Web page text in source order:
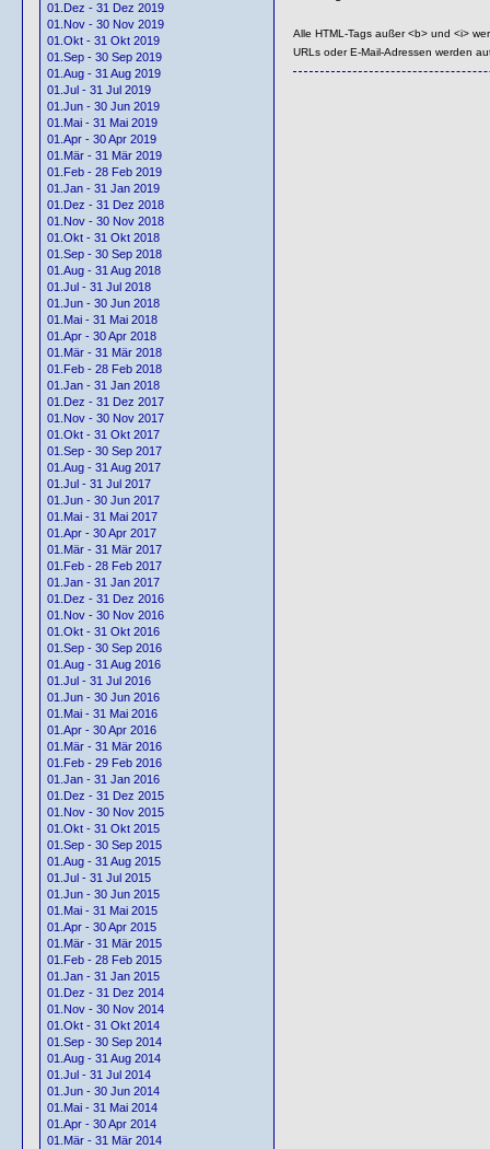
01.Dez - 31 Dez 2019
01.Nov - 30 Nov 2019
01.Okt - 31 Okt 2019
01.Sep - 30 Sep 2019
01.Aug - 31 Aug 2019
01.Jul - 31 Jul 2019
01.Jun - 30 Jun 2019
01.Mai - 31 Mai 2019
01.Apr - 30 Apr 2019
01.Mär - 31 Mär 2019
01.Feb - 28 Feb 2019
01.Jan - 31 Jan 2019
01.Dez - 31 Dez 2018
01.Nov - 30 Nov 2018
01.Okt - 31 Okt 2018
01.Sep - 30 Sep 2018
01.Aug - 31 Aug 2018
01.Jul - 31 Jul 2018
01.Jun - 30 Jun 2018
01.Mai - 31 Mai 2018
01.Apr - 30 Apr 2018
01.Mär - 31 Mär 2018
01.Feb - 28 Feb 2018
01.Jan - 31 Jan 2018
01.Dez - 31 Dez 2017
01.Nov - 30 Nov 2017
01.Okt - 31 Okt 2017
01.Sep - 30 Sep 2017
01.Aug - 31 Aug 2017
01.Jul - 31 Jul 2017
01.Jun - 30 Jun 2017
01.Mai - 31 Mai 2017
01.Apr - 30 Apr 2017
01.Mär - 31 Mär 2017
01.Feb - 28 Feb 2017
01.Jan - 31 Jan 2017
01.Dez - 31 Dez 2016
01.Nov - 30 Nov 2016
01.Okt - 31 Okt 2016
01.Sep - 30 Sep 2016
01.Aug - 31 Aug 2016
01.Jul - 31 Jul 2016
01.Jun - 30 Jun 2016
01.Mai - 31 Mai 2016
01.Apr - 30 Apr 2016
01.Mär - 31 Mär 2016
01.Feb - 29 Feb 2016
01.Jan - 31 Jan 2016
01.Dez - 31 Dez 2015
01.Nov - 30 Nov 2015
01.Okt - 31 Okt 2015
01.Sep - 30 Sep 2015
01.Aug - 31 Aug 2015
01.Jul - 31 Jul 2015
01.Jun - 30 Jun 2015
01.Mai - 31 Mai 2015
01.Apr - 30 Apr 2015
01.Mär - 31 Mär 2015
01.Feb - 28 Feb 2015
01.Jan - 31 Jan 2015
01.Dez - 31 Dez 2014
01.Nov - 30 Nov 2014
01.Okt - 31 Okt 2014
01.Sep - 30 Sep 2014
01.Aug - 31 Aug 2014
01.Jul - 31 Jul 2014
01.Jun - 30 Jun 2014
01.Mai - 31 Mai 2014
01.Apr - 30 Apr 2014
01.Mär - 31 Mär 2014
Alle HTML-Tags außer <b> und <i>
URLs oder E-Mail-Adressen werden